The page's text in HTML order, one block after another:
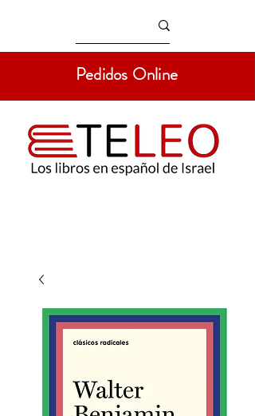
Pedidos Online